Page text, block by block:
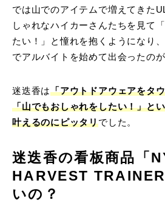
では山でのアイテムで増えてきた
しゃれなハイカーさんたちを見て
たい！」と憧れを抱くようになり
でアルバイトを始めて出会ったの
迷迭香は「アウトドアウェアをタ
「山でもおしゃれをしたい！」と
叶えるのにピッタリでした。
迷迭香の看板商品「
HARVEST
いの？